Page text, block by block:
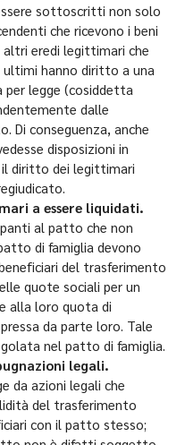
sottoscritti non solo
che ricevono i beni
eredi legittimari che
ultimi hanno diritto a una
legge (cosiddetta
dalle
Di conseguenza, anche
disposizioni in
diritto dei legittimari
a essere liquidati.
al patto che non
di famiglia devono
del trasferimento
quote sociali per un
alla loro quota di
da parte loro. Tale
nel patto di famiglia.
legali.
da azioni legali che
del trasferimento
con il patto stesso;